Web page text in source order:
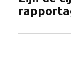
zijn; de